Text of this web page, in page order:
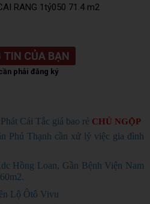
RANG 1tỷ050 71.4 m2
CỦA BẠN
phải đăng ký
Cái Tắc giá bao rẻ CHỦ NGỘP
Phú Thạnh cần xử lý việc gia đình
Hồng Loan, Gần Bệnh Viện Nam
Lộ Ôtô Vivu